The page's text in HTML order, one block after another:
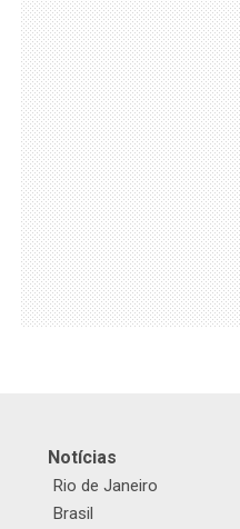
Notícias
Rio de Janeiro
Brasil